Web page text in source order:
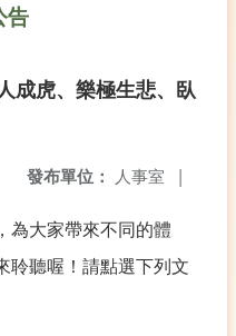
告
成虎、樂極生悲、臥
發布單位： 人事室 |
為大家帶來不同的體
聆聽喔！請點選下列文